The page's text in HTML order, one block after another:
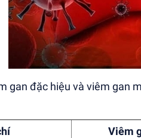
gan đặc hiệu và viêm gan
Viêm